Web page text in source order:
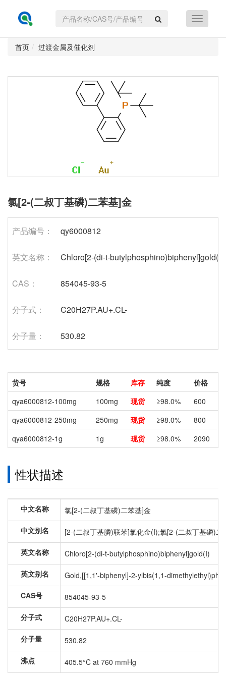
首页 过渡金属及催化剂
氯[2-(二叔丁基磷)二苯基]金
产品编号： qy6000812
英文名称： Chloro[2-(di-t-butylphosphino)biphenyl]gold(I)
CAS： 854045-93-5
分子式： C20H27P.AU+.CL-
分子量： 530.82
货号 规格 库存 纯度
价格
qya6000812-100mg
100mg 现货 ≥98.0%
600
qya6000812-250mg
250mg 现货 ≥98.0%
800
qya6000812-1g
1g 现货 ≥98.0% 2090
性状描述
中文名称
氯[2-(二叔丁基磷)二苯基]金
中文别名
[2-(二叔丁基膦)联苯]氯化金(I);氯[2-(二叔丁基磷)
英文名称
Chloro[2-(di-t-butylphosphino)biphenyl]gold(I)
英文别名
Gold,[[1,1'-biphenyl]-2-ylbis(1,1-
CAS号
854045-93-5
分子式
C20H27P.AU+.CL-
分子量
530.82
沸点
405.5°C at 760 mmHg